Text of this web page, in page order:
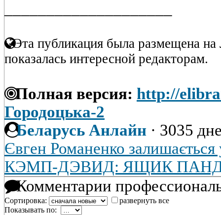
Эта публикация была размещена на
показалась интересной редакторам.
Полная версия: http://
Городоцька-2
Беларусь Анлайн · 3035
Євген Романенко
КЭМП-ДЭВИД: ЯЩИК
Комментарии
Сортировка:
развернуть все
Показывать по: